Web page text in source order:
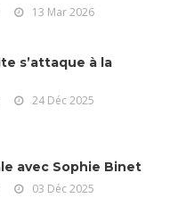
13 Mar 2026
s’attaque à la
24 Déc 2025
avec Sophie Binet
03 Déc 2025